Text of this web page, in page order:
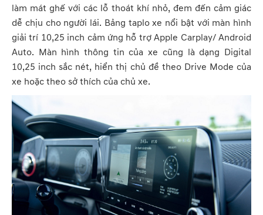
làm mát ghế với các lỗ thoát khí nhỏ, đem đến cảm giác
dễ chịu cho người lái. Bảng taplo xe nổi bật với màn hình
giải trí 10,25 inch cảm ứng hỗ trợ Apple Carplay/ Android
Auto. Màn hình thông tin của xe cũng là dạng Digital
10,25 inch sắc nét, hiển thị chủ đề theo Drive Mode của
xe hoặc theo sở thích của chủ xe.